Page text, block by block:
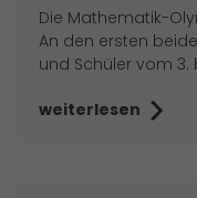
Die Mathematik-
An den ersten
und Schüler vom 3.
weiterlesen